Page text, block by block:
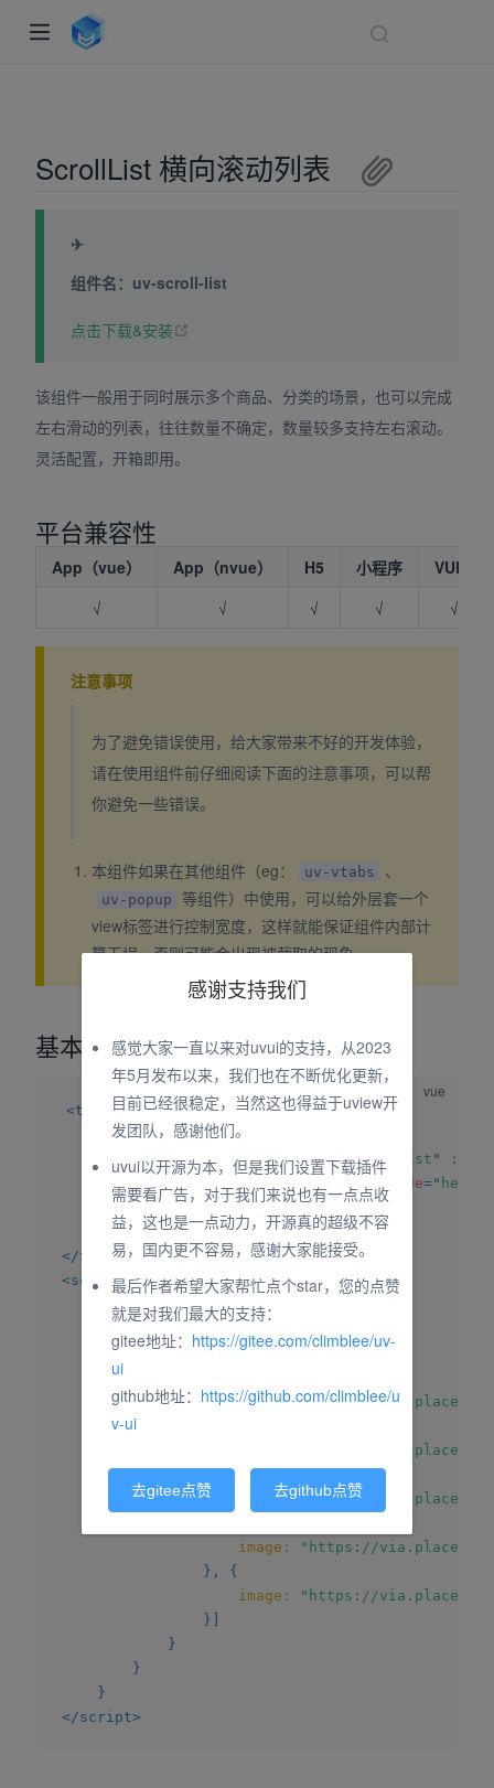
ScrollList 横向滚动列表
✈
组件名：uv-scroll-list
点击下载&安装
该组件一般用于同时展示多个商品、分类的场景，也可以完成
左右滑动的列表，往往数量不确定，数量较多支持左右滚动。
灵活配置，开箱即用。
平台兼容性
App（vue） App（nvue） H5 小程序
VUE2
√
√ √ √ √
注意事项
为了避免错误使用，给大家带来不好的开发体验，
请在使用组件前仔细阅读下面的注意事项，可以帮
你避免一些错误。
本组件如果在其他组件（eg： uv-vtabs 、
uv-popup
等组件）中使用，可以给外层套一个
view标签进行控制宽度，这样就能保证组件内部计
算无误，否则可能会出现被截取的现象。
基本使用
<template>
uv-scroll-list >
<view v-for =" (item, index) in list " :key
mode="
</ view>
</uv-scroll-list>
</template>
<script>
export
default
{
return
image: "https://
"https://
{
image: "https://
image :
"https://
} ,
{
image :
"https://
}
}
}
}
</script>
感谢支持我们
感觉大家一直以来对uvui的支持，从2023
年5月发布以来，我们也在不断优化更新，
目前已经很稳定，当然这也得益于uview开
发团队，感谢他们。
uvui以开源为本，但是我们设置下载插件
需要看广告，对于我们来说也有一点点收
益，这也是一点动力，开源真的超级不容
易，国内更不容易，感谢大家能接受。
最后作者希望大家帮忙点个star，您的点赞
就是对我们最大的支持：
gitee地址： https://gitee.com/climblee/uv-
ui
github地址： https://github.com/climblee/u
v-ui
去gitee点赞 去github点赞